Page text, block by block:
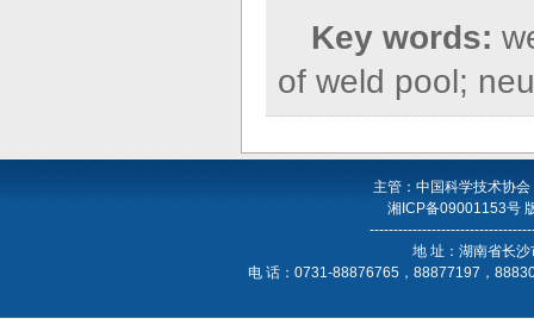
Key words:
of weld pool;
主管：中国科学技术协
湘ICP备09001153号
地 址：湖南省长
电 话：0731-88876765，88877197，